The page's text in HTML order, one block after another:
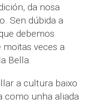
da nosa
Sen dúbida a
debemos
moitas veces a
Bella.
a cultura baixo
como unha aliada